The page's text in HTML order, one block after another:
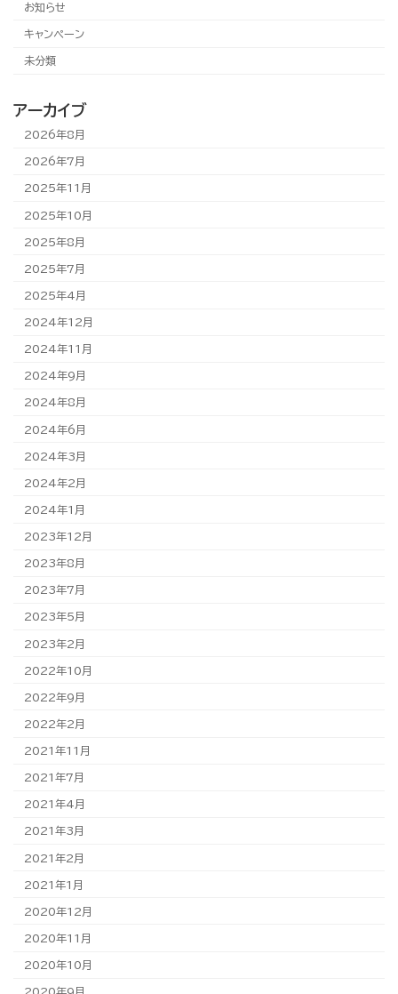
お知らせ
キャンペーン
未分類
アーカイブ
2026年8月
2026年7月
2025年11月
2025年10月
2025年8月
2025年7月
2025年4月
2024年12月
2024年11月
2024年9月
2024年8月
2024年6月
2024年3月
2024年2月
2024年1月
2023年12月
2023年8月
2023年7月
2023年5月
2023年2月
2022年10月
2022年9月
2022年2月
2021年11月
2021年7月
2021年4月
2021年3月
2021年2月
2021年1月
2020年12月
2020年11月
2020年10月
2020年9月